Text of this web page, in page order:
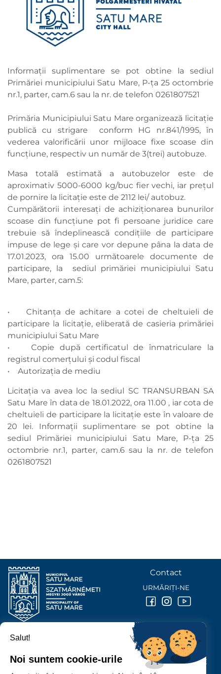
Informații suplimentare se pot obtine la sediul
Primăriei municipiului Satu Mare, P-ța 25 octombrie
nr.1, parter, cam.6 sau la nr. de telefon 0261807521
Primăria Municipiului Satu Mare organizează licitație
publică cu strigare conform HG nr.841/1995, în
vederea valorificării unor mijloace fixe scoase din
funcțiune, respectiv un număr de 3(trei) autobuze.
Masa totală estimată a autobuzelor este de
aproximativ 5000-6000 kg/buc fier vechi, iar prețul
de pornire la licitație este de 2112 lei/ autobuz.
Cumpărătorii interesați de achiziționarea bunurilor
scoase din funcțiune pot fi persoane juridice care
trebuie să îndeplinească condițiile de participare
impuse de lege și care vor depune pâna la data de
17.01.2023, ora 15.00 următoarele documente de
participare, la sediul primăriei municipiului Satu
Mare, parter, cam.5:
• Chitanța de achitare a cotei de cheltuieli de
participare la licitație, eliberată de casieria primăriei
municipiului Satu Mare
• Copie după certificatul de înmatriculare la
registrul comerțului și codul fiscal
• Autorizația de mediu
Licitația va avea loc la sediul SC TRANSURBAN SA
Satu Mare în data de 18.01.2022, ora 11.00 , iar cota de
cheltuieli de participare la licitație este în valoare de
20 lei. Informații suplimentare se pot obtine la
sediul Primăriei municipiului Satu Mare, P-ța 25
octombrie nr.1, parter, cam.6 sau la nr. de telefon
0261807521
PRIMĂRIA MUNICIPIULUI
P-ȚA 25 OCTOMBRIE, NR. 1 CORP M, 440026 SATU MARE
Contact
URMĂRIȚI-NE
Salut!
Noi suntem cookie-urile